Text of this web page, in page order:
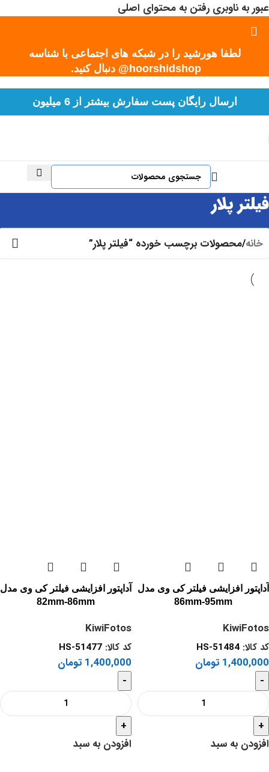
عبور به ناوبری رفتن به محتوای اصلی
لطفا هورشید را در شبکه های اجتماعی با شناسه
hoorshidshop@ دنبال کنید.
ارسال رایگان پست سفارش بیشتر از 6 میلیون
فیلتر پلار
خانه/محصولات برچسب خورده “فیلتر پلار”
آداپتور افزایشی فیلتر کی وی مدل
86mm-95mm
KiwiFotos
کد کالا: HS-51484
1,400,000 تومان
-
+
افزودن به سبد
آداپتور افزایشی فیلتر کی وی مدل
82mm-86mm
KiwiFotos
کد کالا: HS-51477
1,400,000 تومان
-
+
افزودن به سبد